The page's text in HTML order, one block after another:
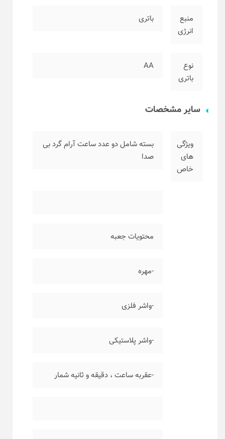
منبع
انرژی
باتری
نوع
باتری
AA
سایر مشخصات
ویژگی
های
خاص
بسته شامل دو عدد ساعت آرام گرد بی
صدا
محتویات جعبه
-مهره
-واشر فلزی
-واشر پلاستیکی
-عقربه ساعت ، دقیقه و ثانیه شمار